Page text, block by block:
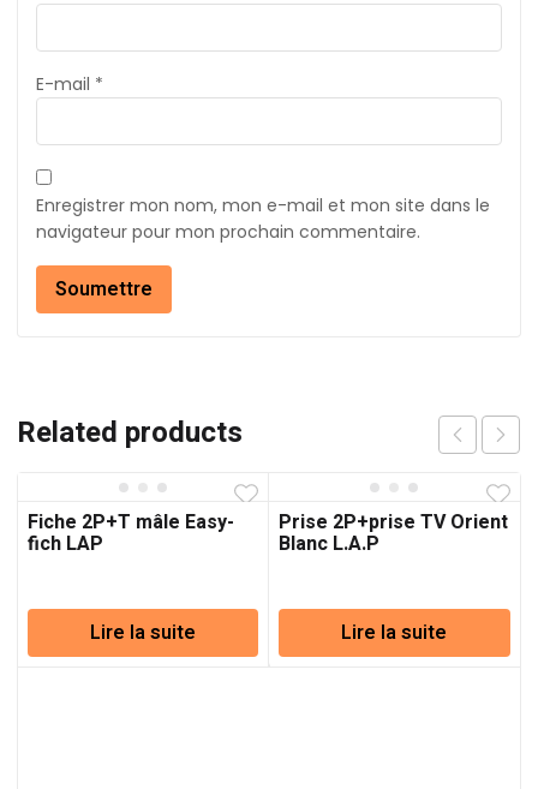
E-mail *
Enregistrer mon nom, mon e-mail et mon site dans le
navigateur pour mon prochain commentaire.
Related products
Fiche 2P+T mâle Easy-
fich LAP
Lire la suite
Prise 2P+prise TV Orient
Blanc L.A.P
Lire la suite